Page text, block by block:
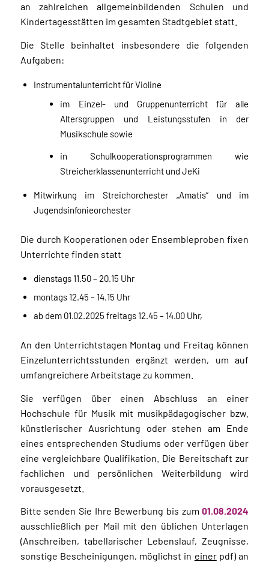
an zahlreichen allgemeinbildenden Schulen und
Kindertagesstätten im gesamten Stadtgebiet statt.
Die Stelle beinhaltet insbesondere die folgenden
Aufgaben:
Instrumentalunterricht für Violine
im Einzel- und Gruppenunterricht für alle
Altersgruppen und Leistungsstufen in der
Musikschule sowie
in Schulkooperationsprogrammen wie
Streicherklassenunterricht und JeKi
Mitwirkung im Streichorchester „Amatis“ und im
Jugendsinfonieorchester
Die durch Kooperationen oder Ensembleproben fixen
Unterrichte finden statt
dienstags 11.50 – 20.15 Uhr
montags 12.45 – 14.15 Uhr
ab dem 01.02.2025 freitags 12.45 – 14.00 Uhr,
An den Unterrichtstagen Montag und Freitag können
Einzelunterrichtsstunden ergänzt werden, um auf
umfangreichere Arbeitstage zu kommen.
Sie verfügen über einen Abschluss an einer
Hochschule für Musik mit musikpädagogischer bzw.
künstlerischer Ausrichtung oder stehen am Ende
eines entsprechenden Studiums oder verfügen über
eine vergleichbare Qualifikation. Die Bereitschaft zur
fachlichen und persönlichen Weiterbildung wird
vorausgesetzt.
Bitte senden Sie Ihre Bewerbung bis zum01.08.2024
ausschließlich per Mail mit den üblichen Unterlagen
(Anschreiben, tabellarischer Lebenslauf, Zeugnisse,
sonstige Bescheinigungen, möglichst in einerpdf) an